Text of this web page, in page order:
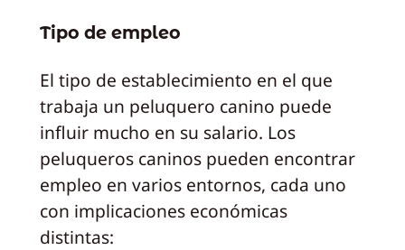
Tipo de empleo
El tipo de establecimiento en el que
trabaja un peluquero canino puede
influir mucho en su salario. Los
peluqueros caninos pueden encontrar
empleo en varios entornos, cada uno
con implicaciones económicas
distintas: